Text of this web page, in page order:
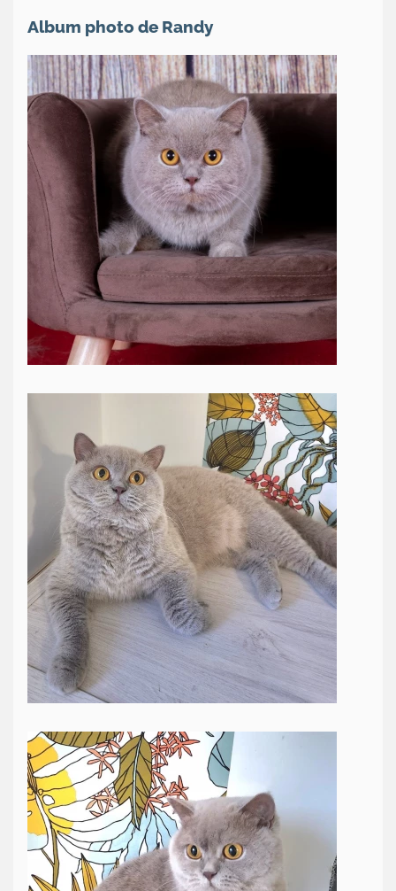
Album photo de Randy